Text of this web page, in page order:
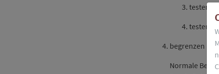
testen
testen
begrenzen
Normale